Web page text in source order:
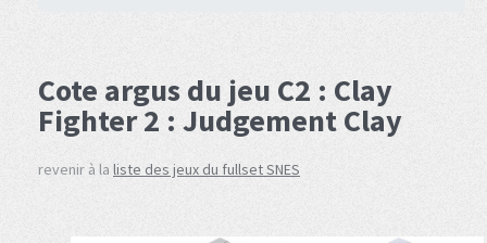
Cote argus du jeu C2 : Clay
Fighter 2 : Judgement Clay
revenir à la liste des jeux du fullset SNES